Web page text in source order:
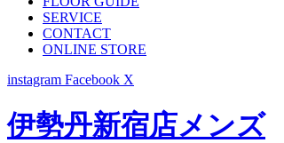
SERVICE
CONTACT
ONLINE STORE
instagram Facebook X
伊勢丹新宿店メンズ